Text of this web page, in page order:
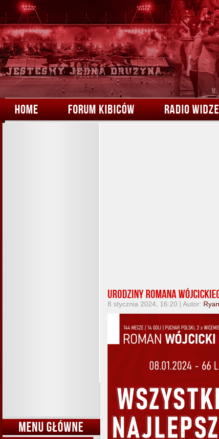
HOME FORUM KIBICÓW RADIO
MENU GŁÓWNE
Urodziny Romana
8 stycznia 2024, 16:20 | Autor: Ryan